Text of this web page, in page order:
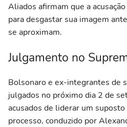
Aliados afirmam que a
para desgastar sua imagem
se aproximam.
Julgamento no
Bolsonaro e ex-integrantes de
julgados no próximo dia 2 de
acusados de liderar um suposto
processo, conduzido por